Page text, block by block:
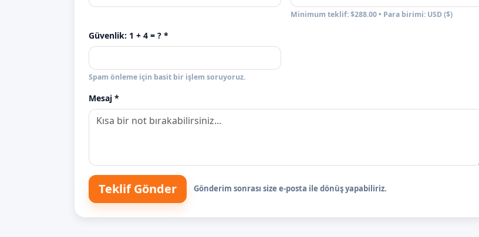
Minimum teklif: $288.00 • Para birimi: USD ($)
Güvenlik: 1 + 4 = ? *
Spam önleme için basit bir işlem soruyoruz.
Mesaj *
Teklif Gönder Gönderim sonrası size e-posta ile dönüş yapabiliriz.